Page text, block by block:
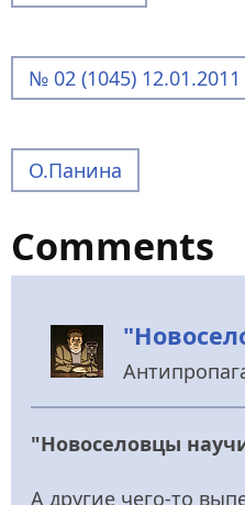
№ 02 (1045) 12.01.2011
О.Панина
Comments
"Новоселовцы
А другие чего-то